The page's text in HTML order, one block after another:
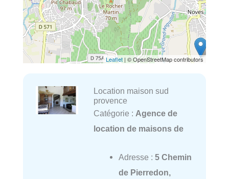
Leaflet | © OpenStreetMap contributors
Location maison sud
provence
Catégorie : Agence de
location de maisons de
Adresse : 5 Chemin
de Pierredon,